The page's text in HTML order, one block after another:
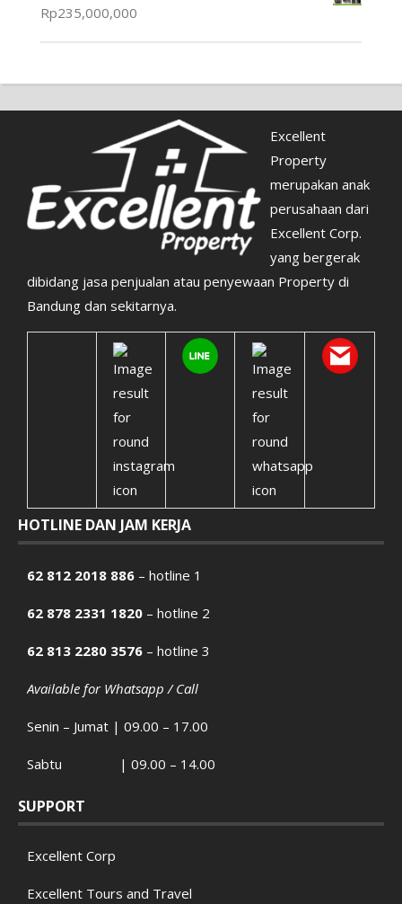
Rp235,000,000
Excellent
Property
merupakan anak
perusahaan dari
Excellent Corp.
yang bergerak
dibidang jasa penjualan atau penyewaan Property di
Bandung dan sekitarnya.
HOTLINE DAN JAM KERJA
62 812 2018 886 – hotline 1
62 878 2331 1820 – hotline 2
62 813 2280 3576 – hotline 3
Available for Whatsapp / Call
Senin – Jumat | 09.00 – 17.00
Sabtu | 09.00 – 14.00
SUPPORT
Excellent Corp
Excellent Tours and Travel